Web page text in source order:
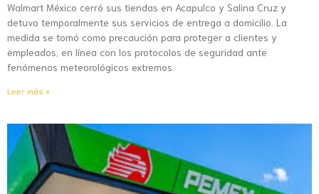
Walmart México cerró sus tiendas en Acapulco y Salina Cruz y
detuvo temporalmente sus servicios de entrega a domicilio. La
medida se tomó como precaución para proteger a clientes y
empleados, en línea con los protocolos de seguridad ante
fenómenos meteorológicos extremos.
Leer más »